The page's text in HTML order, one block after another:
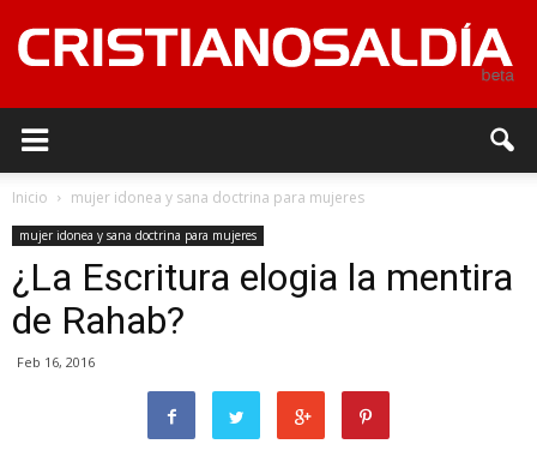
Inicio mujer idonea y sana doctrina para mujeres
mujer idonea y sana doctrina para mujeres
¿La Escritura elogia la mentira
de Rahab?
Feb 16, 2016